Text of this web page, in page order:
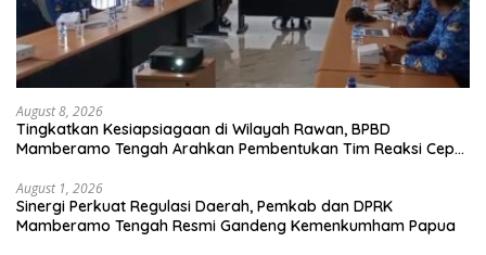
August 8, 2026
Tingkatkan Kesiapsiagaan di Wilayah Rawan, BPBD
Mamberamo Tengah Arahkan Pembentukan Tim Reaksi Cepat
August 1, 2026
Sinergi Perkuat Regulasi Daerah, Pemkab dan DPRK
Mamberamo Tengah Resmi Gandeng Kemenkumham Papua